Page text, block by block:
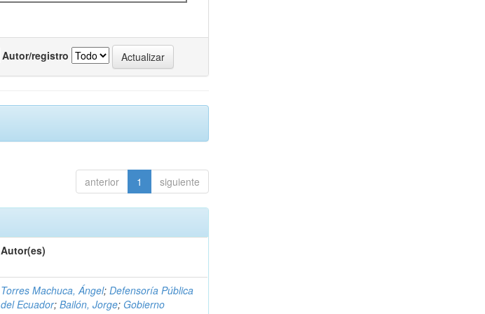
Autor/registro
anterior 1 siguiente
Autor(es)
Torres Machuca, Ángel;Defensoría Pública
del Ecuador;Bailón, Jorge; Gobierno